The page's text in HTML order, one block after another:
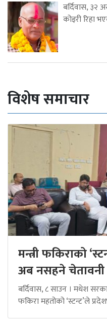
बर्दिवास, ३२
कोइरी रिहा
विशेष समाचार
मन्त्री फकिराको
अब नसहने चेतावनी
बर्दिवास, ८ साउन । मधेश
फकिरा महतोको ‘स्टन्ट’ले